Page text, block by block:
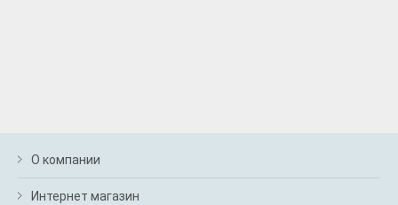
О компании
Интернет магазин